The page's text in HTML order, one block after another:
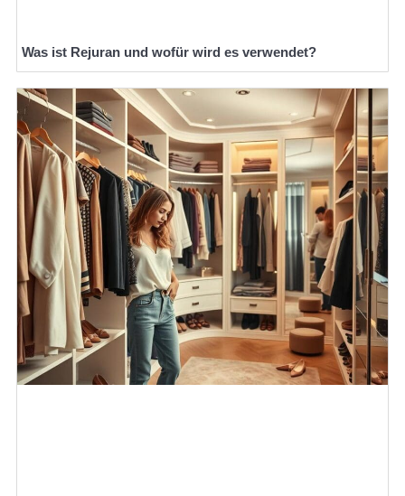
Was ist Rejuran und wofür wird es verwendet?